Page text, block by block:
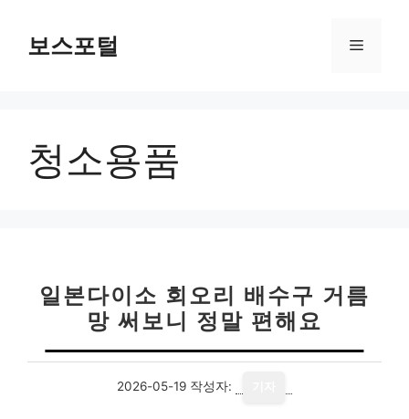
보스포털 메
청소용품
일본다이소 회오리 배수구 거름
망 써보니 정말 편해요
2026-05-19 작성자: